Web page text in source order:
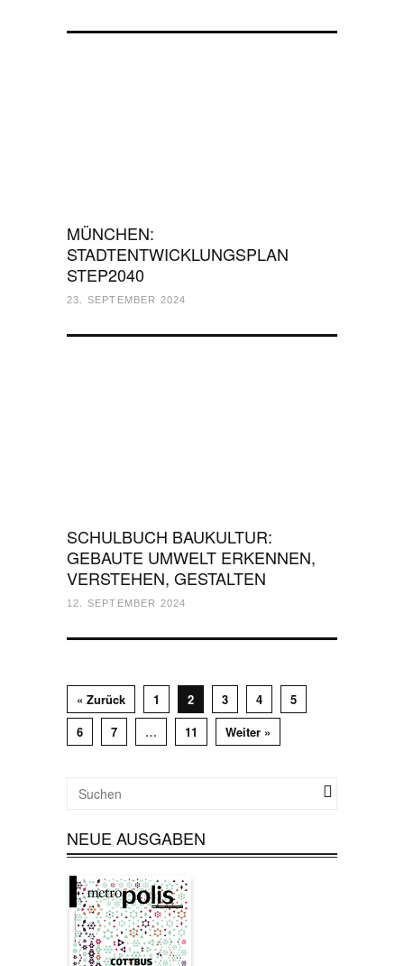
MÜNCHEN:
STADTENTWICKLUNGSPLAN
STEP2040
23. SEPTEMBER 2024
SCHULBUCH BAUKULTUR:
GEBAUTE UMWELT ERKENNEN,
VERSTEHEN, GESTALTEN
12. SEPTEMBER 2024
« Zurück 1 2 3 4
5
6
7 … 11 Weiter »
NEUE AUSGABEN